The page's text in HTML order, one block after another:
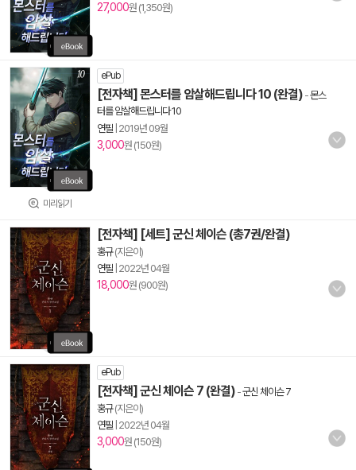
27,000원 (1,350원)
미리읽기
ePub
[전자책] 몬스터를 암살해드립니다 10 (완결) -몬스
터를 암살해드립니다 10
연필 2019년 09월
3,000원 (150원)
[전자책] [세트] 군신 체이슨 (총7권/완결)
홍규(지은이)
연필 2022년 04월
18,000원 (900원)
ePub
[전자책] 군신 체이슨 7 (완결) -군신 체이슨 7
홍규(지은이)
연필 2022년 04월
3,000원 (150원)